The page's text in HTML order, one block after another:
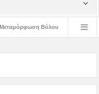
Επίσκεψη του Δ/ντού της Β/